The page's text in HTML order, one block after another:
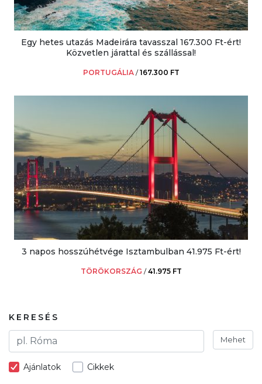
Egy hetes utazás Madeirára tavasszal 167.300 Ft-ért!
Közvetlen járattal és szállással!
PORTUGÁLIA /167.300 FT
3 napos hosszúhétvége Isztambulban 41.975 Ft-ért!
TÖRÖKORSZÁG /41.975 FT
KERESÉS
Mehet
Ajánlatok Cikkek